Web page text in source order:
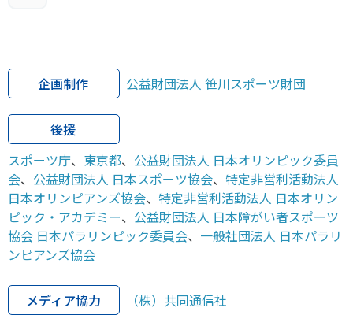
企画制作 公益財団法人 笹川スポーツ財団
後援
スポーツ庁、 東京都、 公益財団法人 日本オリンピック委員
会、 公益財団法人 日本スポーツ協会、 特定非営利活動法人
日本オリンピアンズ協会、 特定非営利活動法人 日本オリン
ピック・アカデミー、 公益財団法人 日本障がい者スポーツ
協会 日本パラリンピック委員会、 一般社団法人 日本パラリ
ンピアンズ協会
メディア協力 （株）共同通信社